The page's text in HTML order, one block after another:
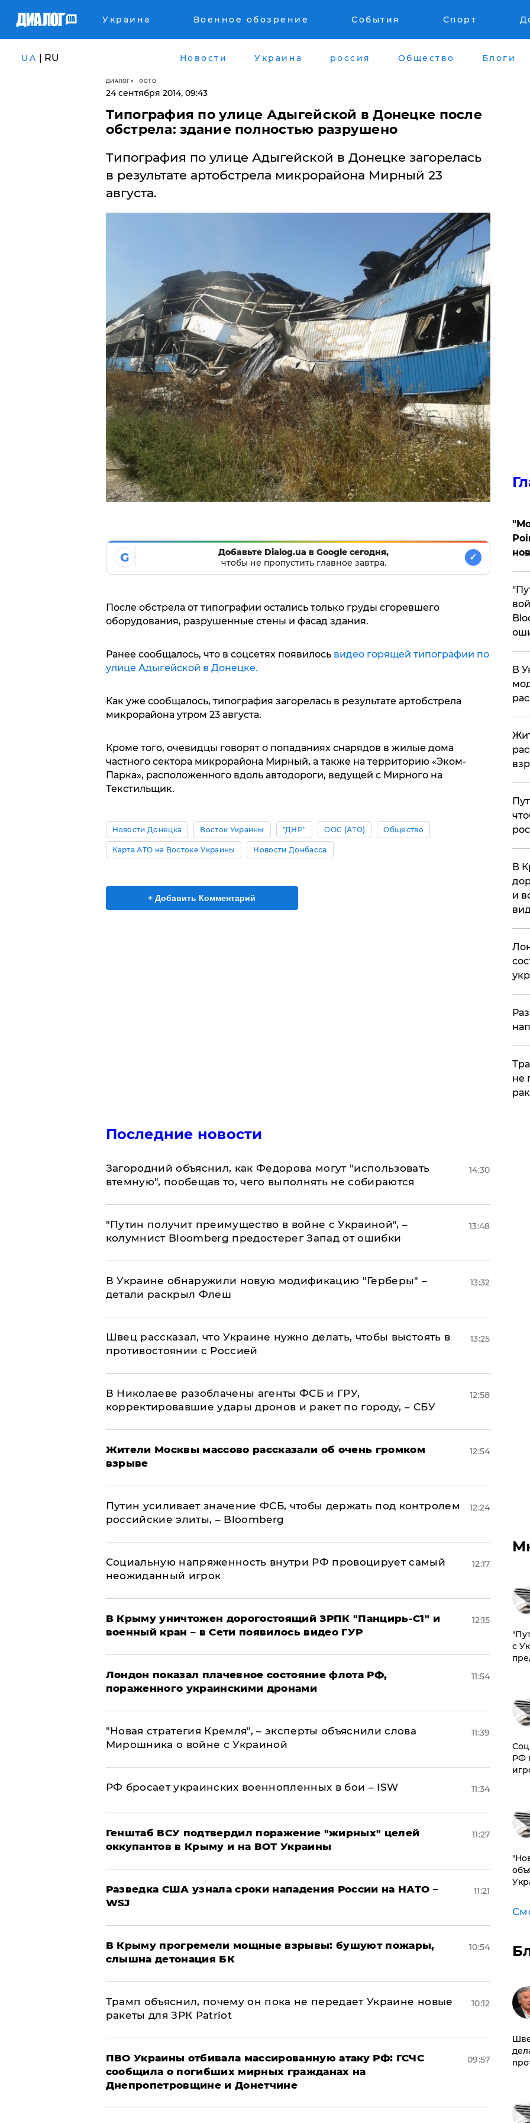
Украина Военное обозрение События Спорт
UA | RU Новости Украина россия Общество Блоги
ДИАЛОГ ФОТО
24 сентября 2014, 09:43
Типография по улице Адыгейской в Донецке после
обстрела: здание полностью разрушено
Типография по улице Адыгейской в Донецке загорелась
в результате артобстрела микрорайона Мирный 23
августа.
G
Добавьте Dialog.ua в Google сегодня,
чтобы не пропустить главное завтра.
✓
После обстрела от типографии остались только груды сгоревшего
оборудования, разрушенные стены и фасад здания.
Ранее сообщалось, что в соцсетях появилосьвидео горящей типографии по
улице Адыгейской в Донецке.
Как уже сообщалось, типография загорелась в результате артобстрела
микрорайона утром 23 августа.
Кроме того, очевидцы говорят о попаданиях снарядов в жилые дома
частного сектора микрорайона Мирный, а также на территорию «Эком-
Парка», расположенного вдоль автодороги, ведущей с Мирного на
Текстильщик.
Новости Донецка Восток Украины "ДНР" ООС (АТО) Общество
Карта АТО на Востоке Украины Новости Донбасса
+ Добавить Комментарий
Последние новости
Загородний объяснил, как Федорова могут "использовать
втемную", пообещав то, чего выполнять не собираются
14:30
"Путин получит преимущество в войне с Украиной", –
колумнист Bloomberg предостерег Запад от ошибки
13:48
В Украине обнаружили новую модификацию "Герберы" –
детали раскрыл Флеш
13:32
Швец рассказал, что Украине нужно делать, чтобы выстоять в
противостоянии с Россией
13:25
В Николаеве разоблачены агенты ФСБ и ГРУ,
корректировавшие удары дронов и ракет по городу, – СБУ
12:58
Жители Москвы массово рассказали об очень громком
взрыве
12:54
Путин усиливает значение ФСБ, чтобы держать под контролем
российские элиты, – Bloomberg
12:24
Социальную напряженность внутри РФ провоцирует самый
неожиданный игрок
12:17
В Крыму уничтожен дорогостоящий ЗРПК "Панцирь-С1" и
военный кран – в Сети появилось видео ГУР
12:15
Лондон показал плачевное состояние флота РФ,
пораженного украинскими дронами
11:54
"Новая стратегия Кремля", – эксперты объяснили слова
Мирошника о войне с Украиной
11:39
РФ бросает украинских военнопленных в бои – ISW 11:34
Генштаб ВСУ подтвердил поражение "жирных" целей
оккупантов в Крыму и на ВОТ Украины
11:27
Разведка США узнала сроки нападения России на НАТО –
WSJ
11:21
В Крыму прогремели мощные взрывы: бушуют пожары,
слышна детонация БК
10:54
Трамп объяснил, почему он пока не передает Украине новые
ракеты для ЗРК Patriot
10:12
ПВО Украины отбивала массированную атаку РФ: ГСЧС
сообщила о погибших мирных гражданах на
Днепропетровщине и Донетчине
09:57
В
В
и
не
с
РФ